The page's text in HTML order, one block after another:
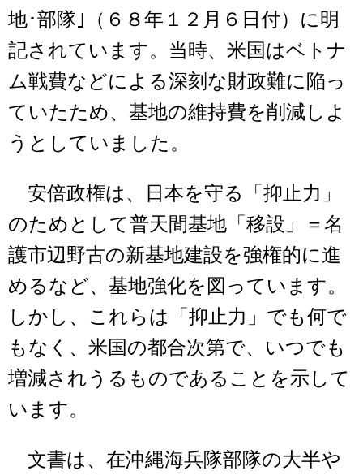
地･部隊｣（６８年１２月６日付）に明
記されています。当時、米国はベトナ
ム戦費などによる深刻な財政難に陥っ
ていたため、基地の維持費を削減しよ
うとしていました。
安倍政権は、日本を守る「抑止力」
のためとして普天間基地「移設」＝名
護市辺野古の新基地建設を強権的に進
めるなど、基地強化を図っています。
しかし、これらは「抑止力」でも何で
もなく、米国の都合次第で、いつでも
増減されうるものであることを示して
います。
文書は、在沖縄海兵隊部隊の大半や